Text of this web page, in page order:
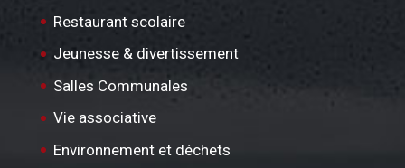
Restaurant scolaire
Jeunesse & divertissement
Salles Communales
Vie associative
Environnement et déchets